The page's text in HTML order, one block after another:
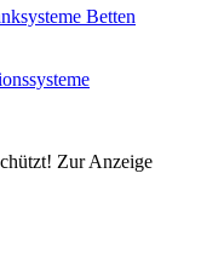
Betten
Zur Anzeige